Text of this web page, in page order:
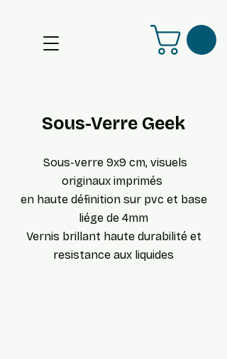
Sous-Verre Geek
Sous-verre 9x9 cm, visuels
originaux imprimés
en haute définition sur pvc et base
liége de 4mm
Vernis brillant haute durabilité et
resistance aux liquides